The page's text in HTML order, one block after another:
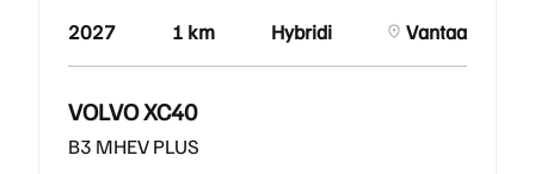
2027 1 km Hybridi Vantaa
VOLVO XC40
B3 MHEV PLUS